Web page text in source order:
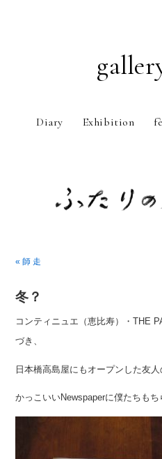
Diary Exhibition
« 師 走
冬？
コンティニュエ（恵比寿）・THE
づき、
日本橋高島屋にもオープンした友人
かっこいいNewspaperに僕たちもち